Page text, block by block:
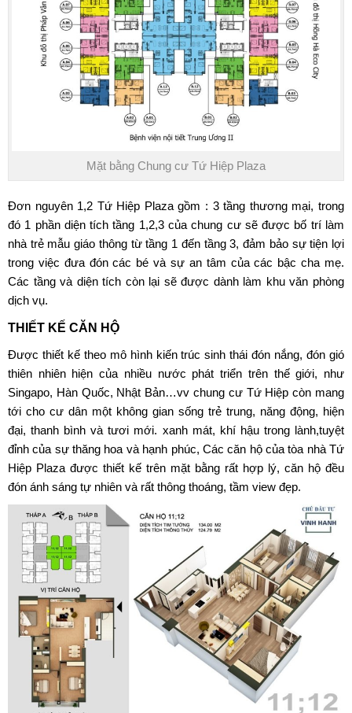
Mặt bằng Chung cư Tứ Hiệp Plaza
Đơn nguyên 1,2 Tứ Hiệp Plaza gồm : 3 tầng thương mại, trong
đó 1 phần diện tích tầng 1,2,3 của chung cư sẽ được bố trí làm
nhà trẻ mẫu giáo thông từ tầng 1 đến tầng 3, đảm bảo sự tiện lợi
trong việc đưa đón các bé và sự an tâm của các bậc cha mẹ.
Các tầng và diện tích còn lại sẽ được dành làm khu văn phòng
dịch vụ.
THIẾT KẾ CĂN HỘ
Được thiết kế theo mô hình kiến trúc sinh thái đón nắng, đón gió
thiên nhiên hiện của nhiều nước phát triển trên thế giới, như
Singapo, Hàn Quốc, Nhật Bản…vv chung cư Tứ Hiệp còn mang
tới cho cư dân một không gian sống trẻ trung, năng động, hiện
đại, thanh bình và tươi mới. xanh mát, khí hậu trong lành,tuyệt
đỉnh của sự thăng hoa và hạnh phúc, Các căn hộ của tòa nhà Tứ
Hiệp Plaza được thiết kế trên mặt bằng rất hợp lý, căn hộ đều
đón ánh sáng tự nhiên và rất thông thoáng, tầm view đẹp.